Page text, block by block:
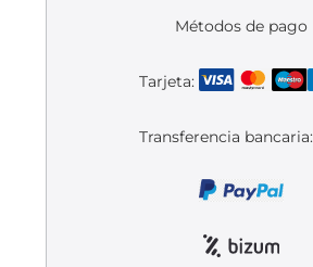
Métodos de pago
Tarjeta:
Transferencia bancaria: